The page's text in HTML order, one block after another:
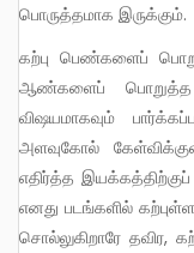
பொருத்தமாக இருக்கும்.
கற்பு பெண்களைப் பொறுத்த வரை புனிதமான எல்லைக் கோடாகவும்,
ஆண்களைப்
விஷயமாகவும்
அளவுகோல்
எதிர்த்த
எனது படங்களில்
சொல்லுகிறாரே